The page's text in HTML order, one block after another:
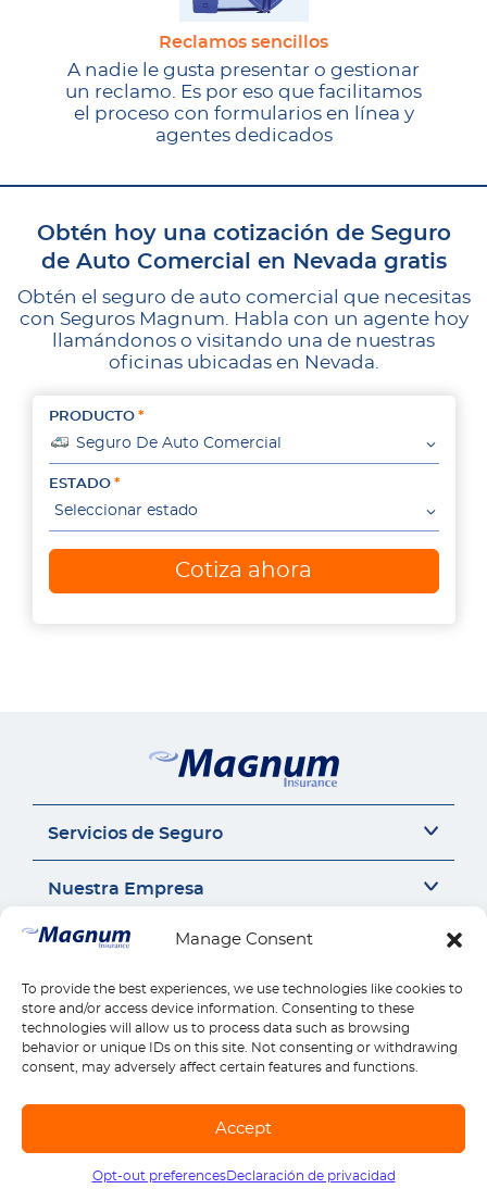
Manage Consent
To provide the best experiences, we use technologies like cookies to
store and/or access device information. Consenting to these
technologies will allow us to process data such as browsing
behavior or unique IDs on this site. Not consenting or withdrawing
consent, may adversely affect certain features and functions.
Accept
Opt-out preferencesDeclaración de privacidad
Reclamos sencillos
A nadie le gusta presentar o gestionar
un reclamo. Es por eso que facilitamos
el proceso con formularios en línea y
agentes dedicados
Obtén hoy una cotización de Seguro
de Auto Comercial en Nevada gratis
Obtén el seguro de auto comercial que necesitas
con Seguros Magnum. Habla con un agente hoy
llamándonos o visitando una de nuestras
oficinas ubicadas en Nevada.
PRODUCTO
Seguro De Auto Comercial
ESTADO
Seleccionar estado
Cotiza ahora
Servicios de Seguro
Seguro Sr22
Seguro de Motocicleta
Seguro de Auto Comercial
Responsabilidad Civil General
Compensación para Trabajadores
Seguro de Vivienda
Seguro de Salud
Nuestra Empresa
Acerca de Nosotros
Carrera
Seguros por estado
Reseñas
Contáctanos
Contáctanos
Llámanos 1-888-539-2102
Descargar la Aplicación Móvil
Enlaces Rápidos
Reclamos
Pagos
© Copyright Magnum Insurance Agency Co., Inc. 2026. All rights reserved. |
Llámanos 1-888-539-2102